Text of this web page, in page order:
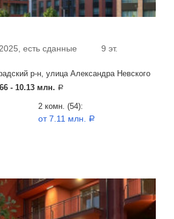
есть сданные 9 эт.
р-н, улица Александра Невского
- 10.13 млн. a
2 комн. (54):
от 7.11 млн. a